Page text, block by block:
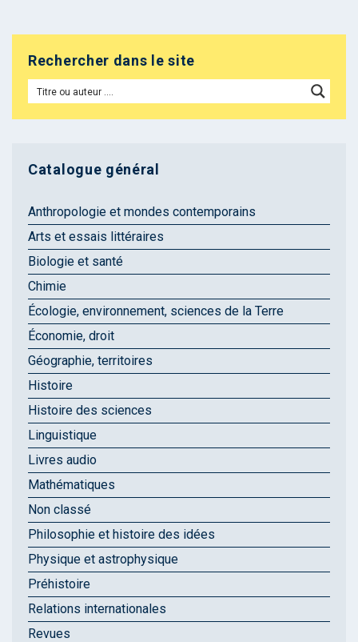
Rechercher dans le site
Catalogue général
Anthropologie et mondes contemporains
Arts et essais littéraires
Biologie et santé
Chimie
Écologie, environnement, sciences de la Terre
Économie, droit
Géographie, territoires
Histoire
Histoire des sciences
Linguistique
Livres audio
Mathématiques
Non classé
Philosophie et histoire des idées
Physique et astrophysique
Préhistoire
Relations internationales
Revues